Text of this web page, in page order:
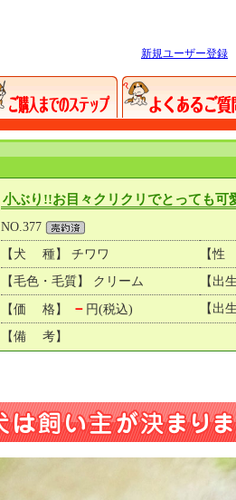
新規ユーザー登録
小ぶり!!お目々クリクリでとっても可
NO.377
【犬 種】 チワワ
【
【毛色・毛質】 クリーム
【出
【価 格】 － 円(税込) 【出
【備 考】